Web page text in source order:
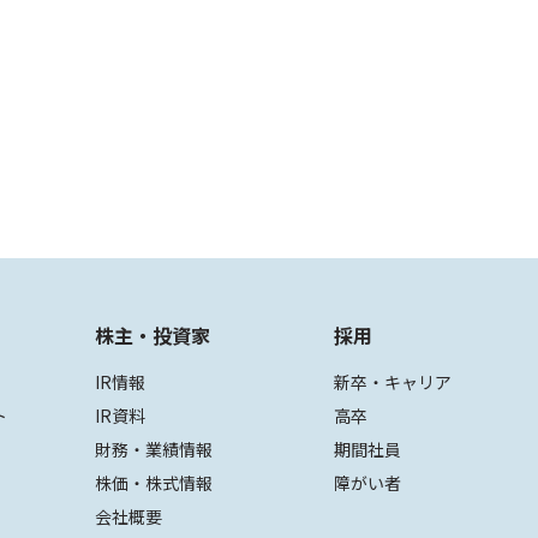
株主・投資家
IR情報
IR資料
財務・業績情報
株価・株式情報
会社概要
採用
新卒・キャリア
高卒
期間社員
障がい者